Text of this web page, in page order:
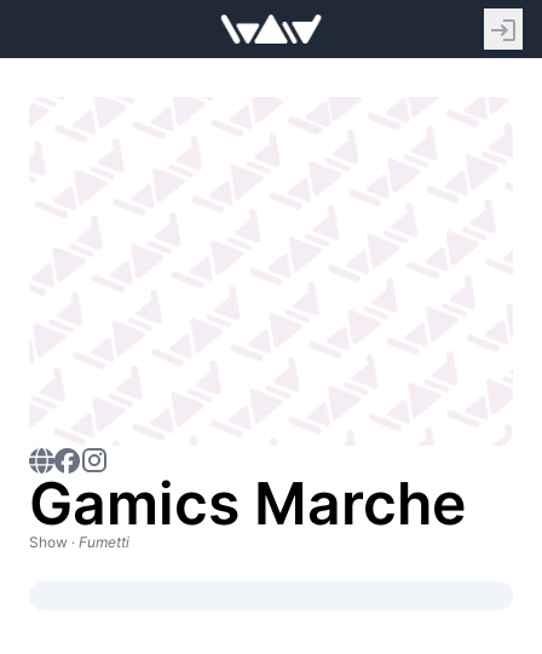
Gamics Marche
Show · Fumetti